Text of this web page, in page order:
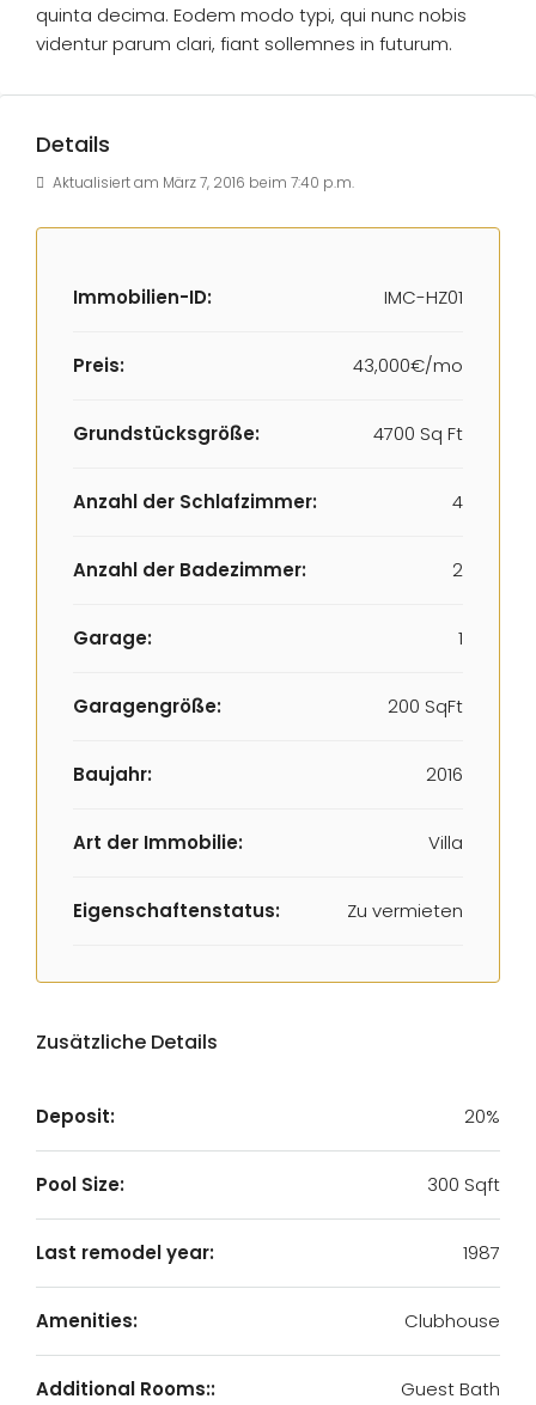
quinta decima. Eodem modo typi, qui nunc nobis
videntur parum clari, fiant sollemnes in futurum.
Details
Aktualisiert am März 7, 2016 beim 7:40 p.m.
Immobilien-ID: IMC-HZ01
Preis: 43,000€/mo
Grundstücksgröße: 4700 Sq Ft
Anzahl der Schlafzimmer: 4
Anzahl der Badezimmer: 2
Garage: 1
Garagengröße: 200 SqFt
Baujahr: 2016
Art der Immobilie: Villa
Eigenschaftenstatus: Zu vermieten
Zusätzliche Details
Deposit: 20%
Pool Size: 300 Sqft
Last remodel year: 1987
Amenities: Clubhouse
Additional Rooms:: Guest Bath